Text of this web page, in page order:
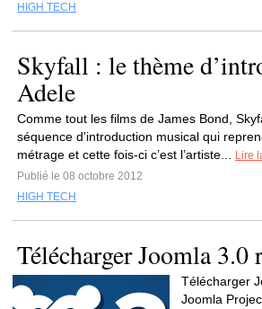
HIGH TECH
Skyfall : le thème
Adele
Comme tout les films de James Bond,
séquence d’introduction musical qui
métrage et cette fois-ci c’est l’artiste...
Lire
Publié le 08 octobre 2012
HIGH TECH
Télécharger Joomla 3.0
Télécharger
Joomla